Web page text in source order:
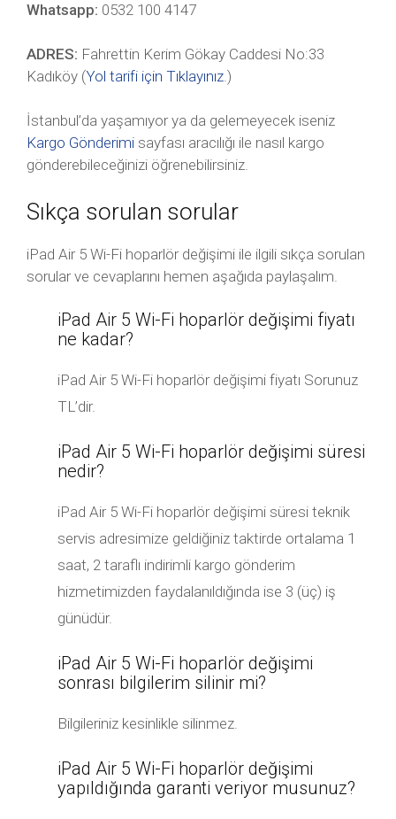
Whatsapp: 0532 100 4147
ADRES: Fahrettin Kerim Gökay Caddesi No:33
Kadıköy (Yol tarifi için Tıklayınız.)
İstanbul’da yaşamıyor ya da gelemeyecek iseniz
Kargo Gönderimi sayfası aracılığı ile nasıl kargo
gönderebileceğinizi öğrenebilirsiniz.
Sıkça sorulan sorular
iPad Air 5 Wi-Fi hoparlör değişimi ile ilgili sıkça sorulan
sorular ve cevaplarını hemen aşağıda paylaşalım.
iPad Air 5 Wi-Fi hoparlör değişimi fiyatı
ne kadar?
iPad Air 5 Wi-Fi hoparlör değişimi fiyatı Sorunuz
TL’dir.
iPad Air 5 Wi-Fi hoparlör değişimi süresi
nedir?
iPad Air 5 Wi-Fi hoparlör değişimi süresi teknik
servis adresimize geldiğiniz taktirde ortalama 1
saat, 2 taraflı indirimli kargo gönderim
hizmetimizden faydalanıldığında ise 3 (üç) iş
günüdür.
iPad Air 5 Wi-Fi hoparlör değişimi
sonrası bilgilerim silinir mi?
Bilgileriniz kesinlikle silinmez.
iPad Air 5 Wi-Fi hoparlör değişimi
yapıldığında garanti veriyor musunuz?